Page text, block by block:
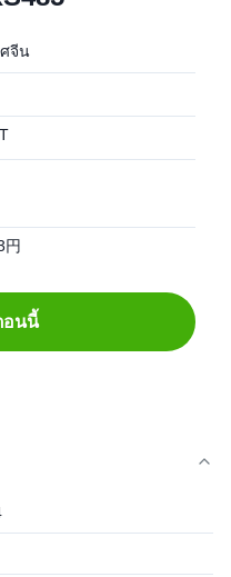
ศจีน
円
อนนี้